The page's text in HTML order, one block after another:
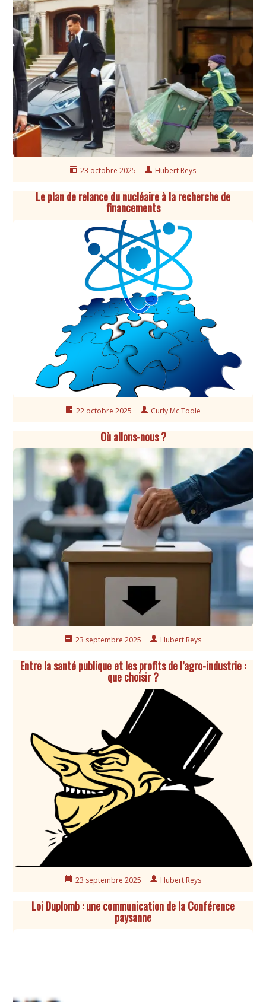
23 octobre 2025 Hubert Reys
Le plan de relance du nucléaire à la recherche de
financements
22 octobre 2025 Curly Mc Toole
Où allons-nous ?
23 septembre 2025 Hubert Reys
Entre la santé publique et les profits de l’agro-industrie :
que choisir ?
23 septembre 2025 Hubert Reys
Loi Duplomb : une communication de la Conférence
paysanne